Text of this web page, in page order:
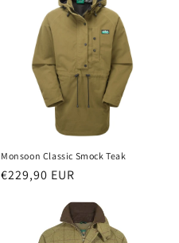
Monsoon Classic Smock Teak
Prix
€229,90 EUR